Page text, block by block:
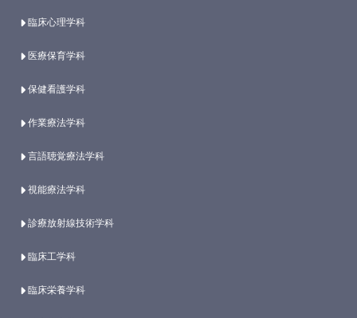
臨床心理学科
医療保育学科
保健看護学科
作業療法学科
言語聴覚療法学科
視能療法学科
診療放射線技術学科
臨床工学科
臨床栄養学科